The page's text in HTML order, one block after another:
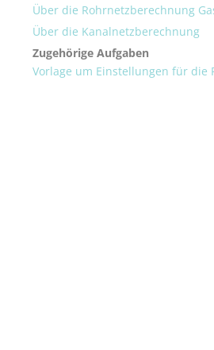
Über die Rohrnetzberechnung
Über die Kanalnetzberechnung
Zugehörige Aufgaben
Vorlage um Einstellungen für die